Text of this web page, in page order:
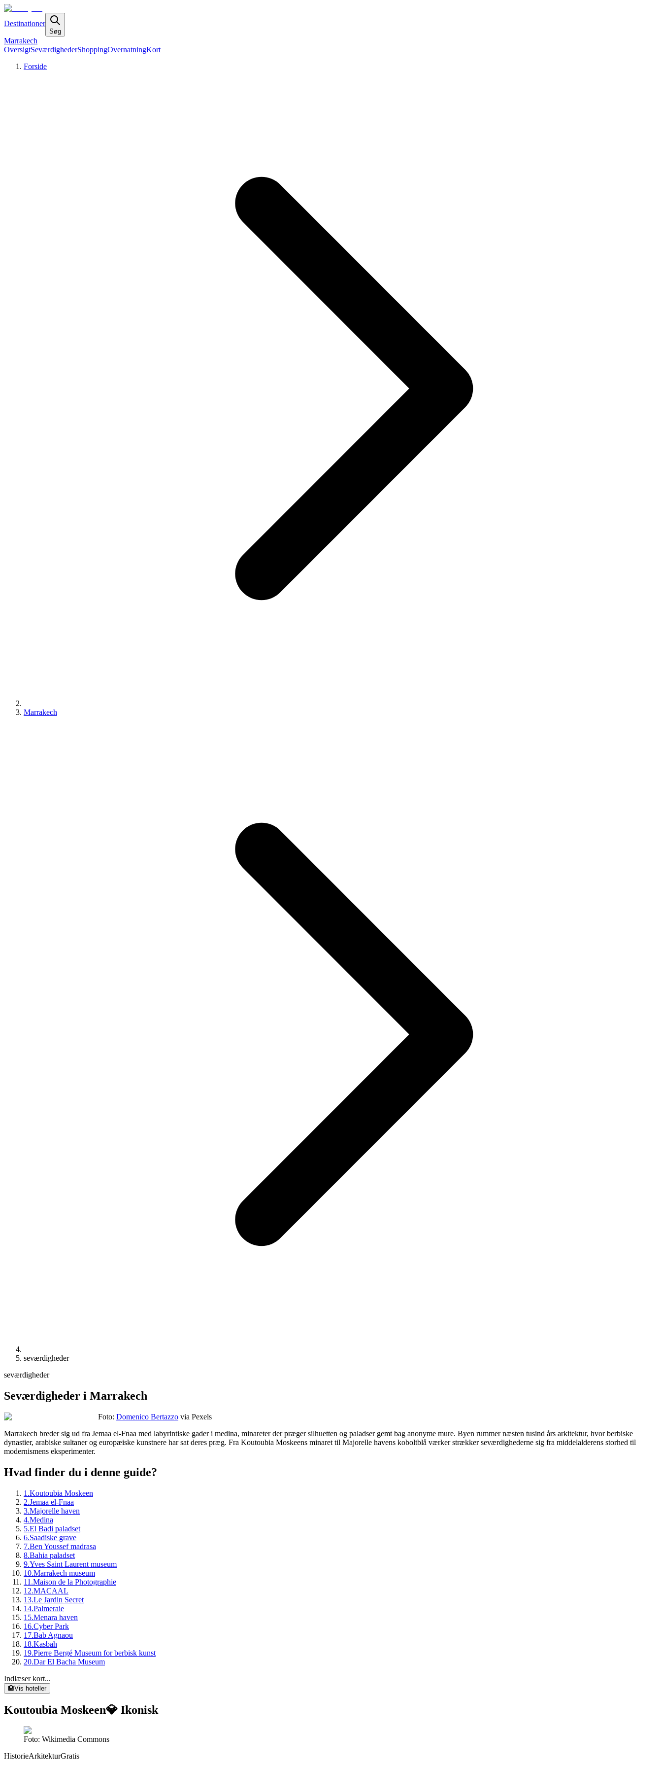
Destinationer
Søg
Marrakech
OversigtSeværdighederShoppingOvernatningKort
Forside
Marrakech
seværdigheder
seværdigheder
Seværdigheder i Marrakech
Foto: Domenico Bertazzo via Pexels
Marrakech breder sig ud fra Jemaa el-Fnaa med labyrintiske gader i medina, minareter der præger silhuetten og paladser gemt bag anonyme mure. Byen rummer næsten tusind års arkitektur, hvor berbiske
dynastier, arabiske sultaner og europæiske kunstnere har sat deres præg. Fra Koutoubia Moskeens minaret til Majorelle havens koboltblå værker strækker seværdighederne sig fra middelalderens storhed til
modernismens eksperimenter.
Hvad finder du i denne guide?
1 .Koutoubia Moskeen
2.Jemaa el‑Fnaa
3.Majorelle haven
4.Medina
5.El Badi paladset
6.Saadiske grave
7.Ben Youssef madrasa
8.Bahia paladset
9.Yves Saint Laurent museum
10.Marrakech museum
11 .Maison de la Photographie
12.MACAAL
13.Le Jardin Secret
14.Palmeraie
15.Menara haven
16.Cyber Park
17.Bab Agnaou
18.Kasbah
19.Pierre Bergé Museum for berbisk kunst
20.Dar El Bacha Museum
Indlæser kort...
🏨Vis hoteller
Koutoubia Moskeen💎 Ikonisk
Foto: Wikimedia Commons
HistorieArkitekturGratis